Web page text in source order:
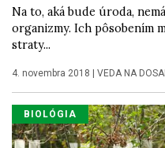
Na to, aká bude úroda,
organizmy. Ich pôsobením
straty...
4. novembra 2018 VEDA NA
BIOLÓGIA